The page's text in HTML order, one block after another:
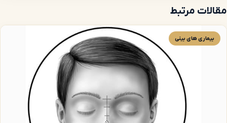
مقالات مرتبط
بیماری های بینی